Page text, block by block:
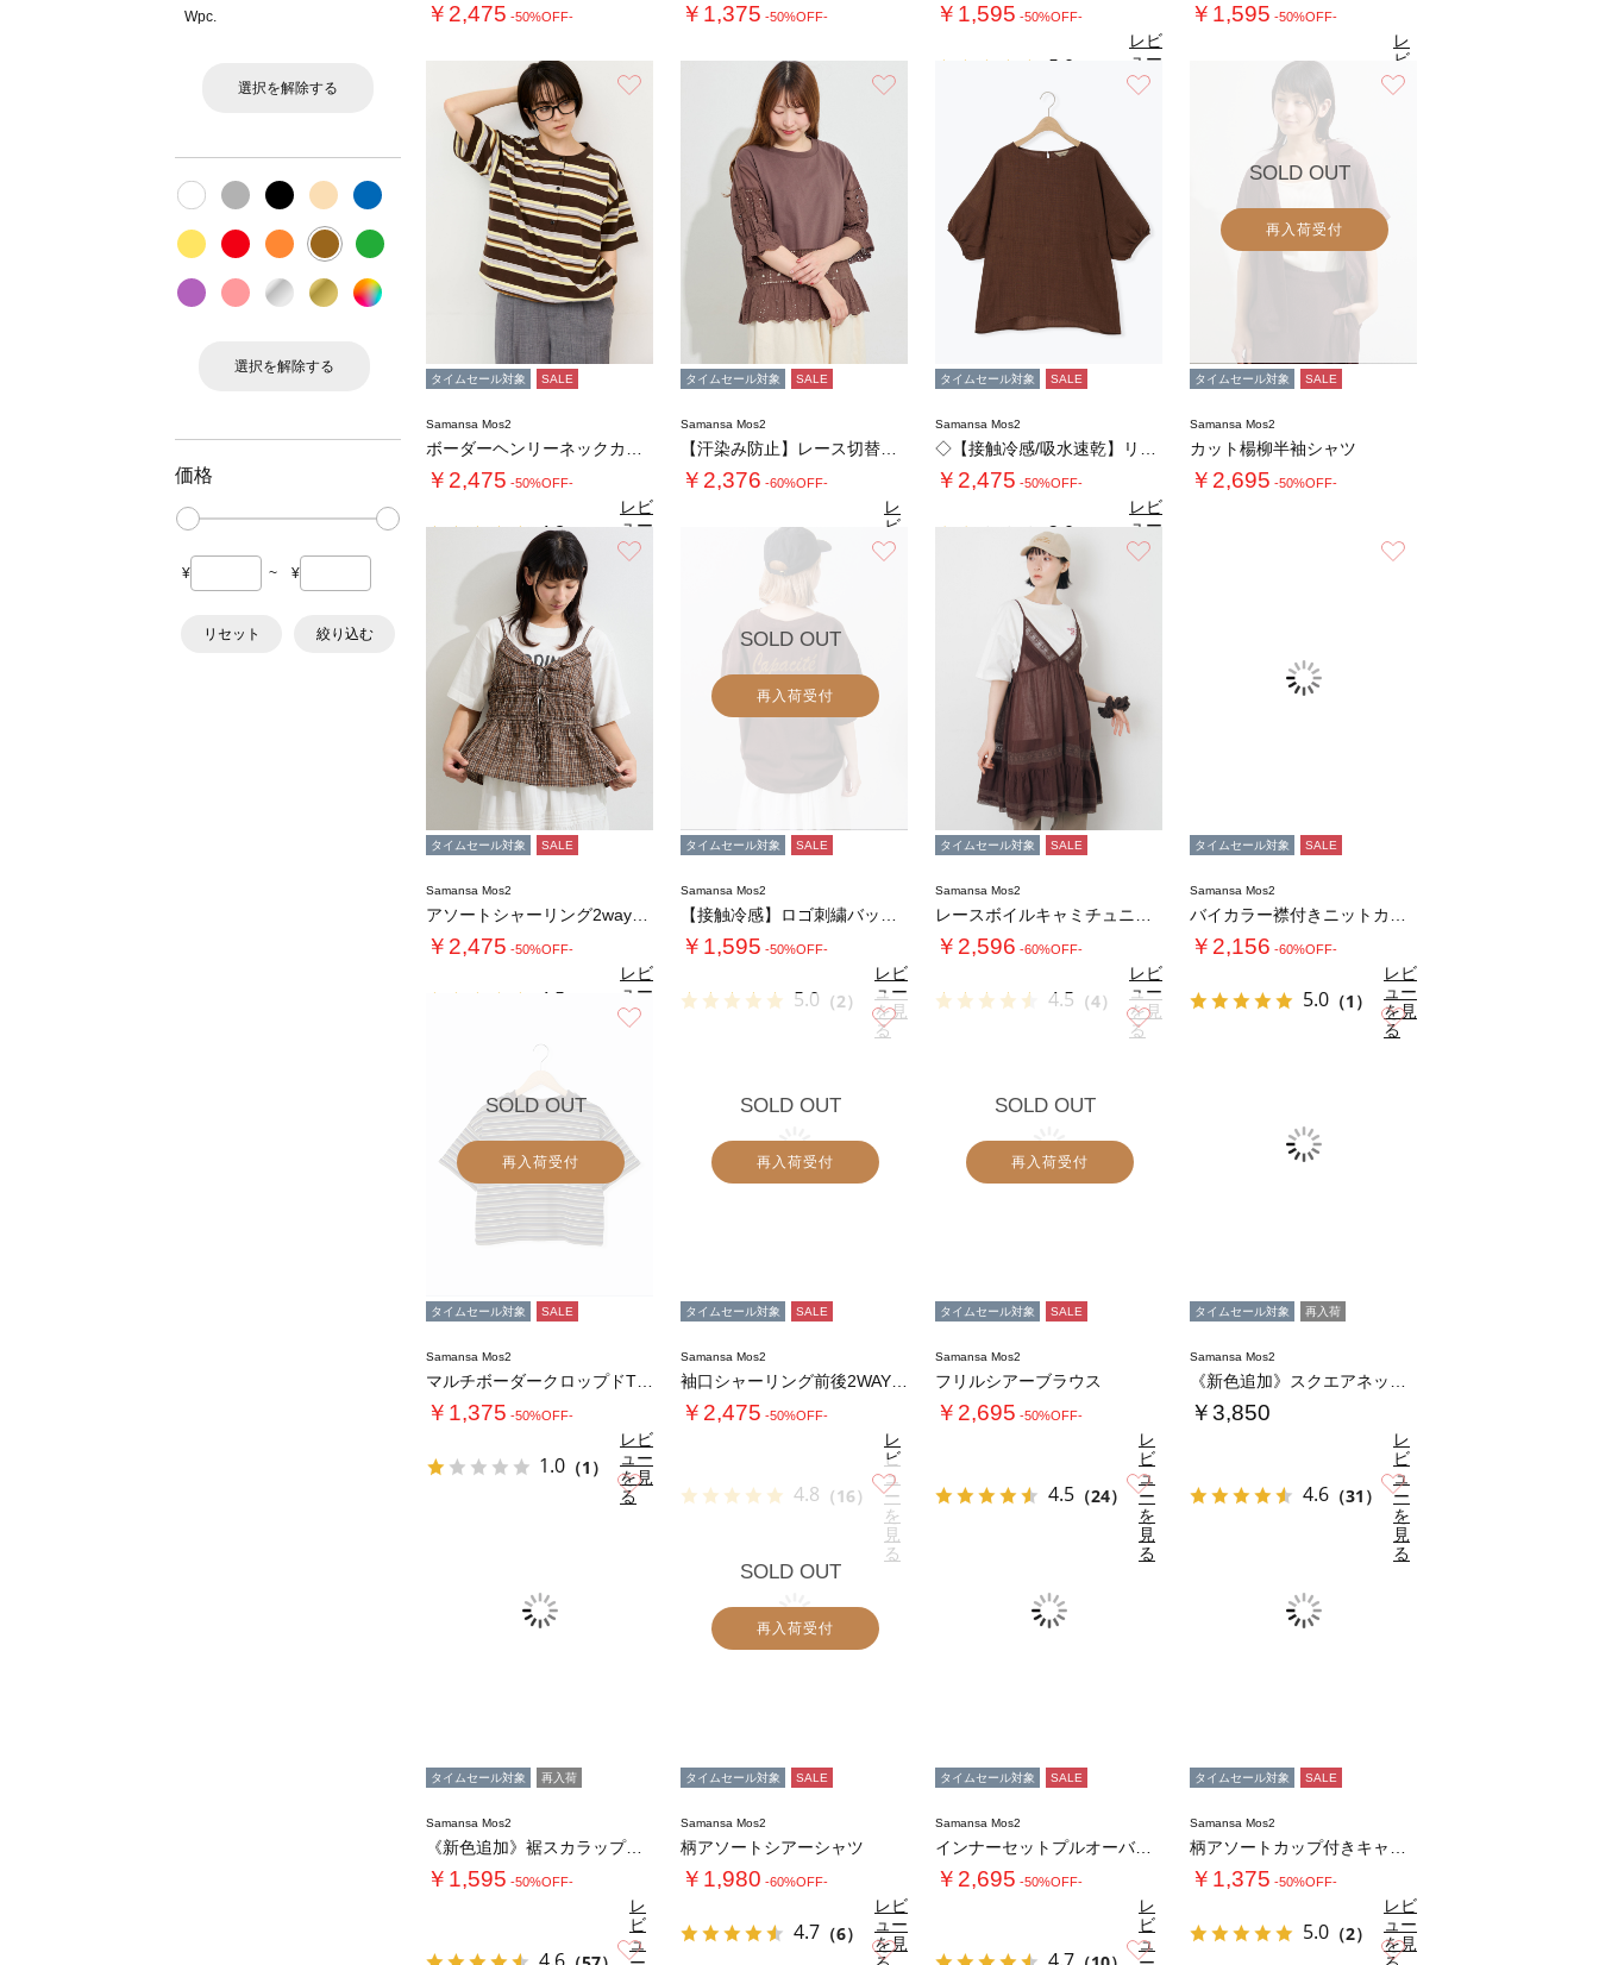
Wpc.
選択を解除する
選択を解除する
価格
¥ ~ ¥
リセット 絞り込む
￥2,475 -50%OFF- ￥1,375 -50%OFF- ￥1,595 -50%OFF-
5.0
レビ
ュー
を見
る
￥1,595 -50%OFF-
4.7（22）
レ
ビ
ュ
ー
タイムセール対象 SALE
Samansa Mos2
￥2,475 -50%OFF-
4.8（5）
レビ
ュー
を見
る
タイムセール対象 SALE
Samansa Mos2
￥2,376 -60%OFF-
4.7（11）
レ
ビ
ュ
ー
タイムセール対象 SALE
Samansa Mos2
￥2,475 -50%OFF-
2.0（1）
レビ
ュー
を見
る
SOLD OUT
再入荷受付
タイムセール対象 SALE
Samansa Mos2
カット楊柳半袖シャツ
￥2,695 -50%OFF-
タイムセール対象 SALE
Samansa Mos2
￥2,475 -50%OFF-
4.5
レビ
ュー
を見
る
SOLD OUT
再入荷受付
タイムセール対象 SALE
Samansa Mos2
￥1,595 -50%OFF-
5.0 （2）
レビ
ュー
を見
る
タイムセール対象 SALE
Samansa Mos2
￥2,596 -60%OFF-
4.5 （4）
レビ
ュー
を見
る
タイムセール対象 SALE
Samansa Mos2
￥2,156 -60%OFF-
5.0 （1）
レビ
ュー
を見
る
お気に入り
SOLD OUT
再入荷受付
タイムセール対象 SALE
Samansa Mos2
￥1,375 -50%OFF-
1.0 （1）
レビ
ュー
を見
る
お気に入り
SOLD OUT
再入荷受付
タイムセール対象 SALE
Samansa Mos2
￥2,475 -50%OFF-
4.8 （16）
レ
ビ
ュ
ー
を
見
る
お気に入り
SOLD OUT
再入荷受付
タイムセール対象 SALE
Samansa Mos2
フリルシアーブラウス
￥2,695 -50%OFF-
4.5 （24）
レ
ビ
ュ
ー
を
見
る
お気に入り
タイムセール対象 再入荷
Samansa Mos2
￥3,850
4.6 （31）
レ
ビ
ュ
ー
を
見
る
お気に入り
タイムセール対象 再入荷
Samansa Mos2
《新色追加》裾スカラップレースノースリーブイ…
￥1,595 -50%OFF-
レ
ビ
ュ
SOLD OUT
再入荷受付
タイムセール対象 SALE
Samansa Mos2
柄アソートシアーシャツ
￥1,980 -60%OFF-
4.7 （6）
レビ
ュー
を見
タイムセール対象 SALE
Samansa Mos2
インナーセットプルオーバーニット
￥2,695 -50%OFF-
レ
ビ
ュ
タイムセール対象 SALE
Samansa Mos2
￥1,375 -50%OFF-
5.0 （2）
レビ
ュー
を見
お気に入り お気に入り お気に入り お気に入り